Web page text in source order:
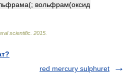
вольфрам(оксид
scientific 2015
red mercury sulphuret